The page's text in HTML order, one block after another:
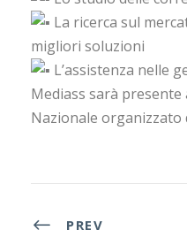
La ricerca sul
migliori soluzioni
L’assistenza nelle
Mediass sarà presente
Nazionale organizzato
PREV